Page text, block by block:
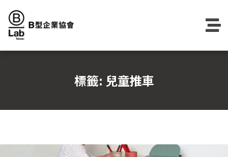
content
標籤: 兒童推車